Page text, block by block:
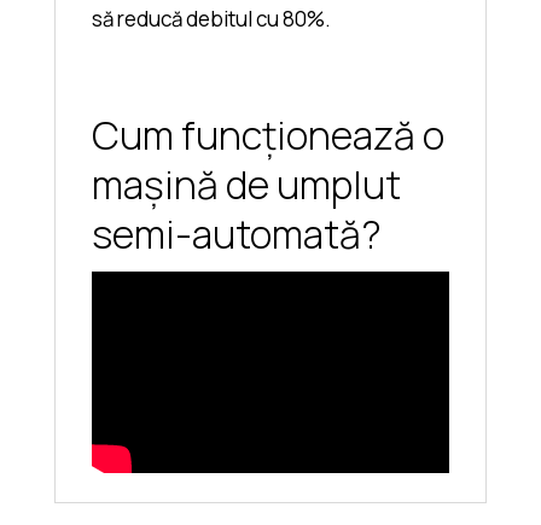
să reducă debitul cu 80%.
Cum funcționează o
mașină de umplut
semi-automată?